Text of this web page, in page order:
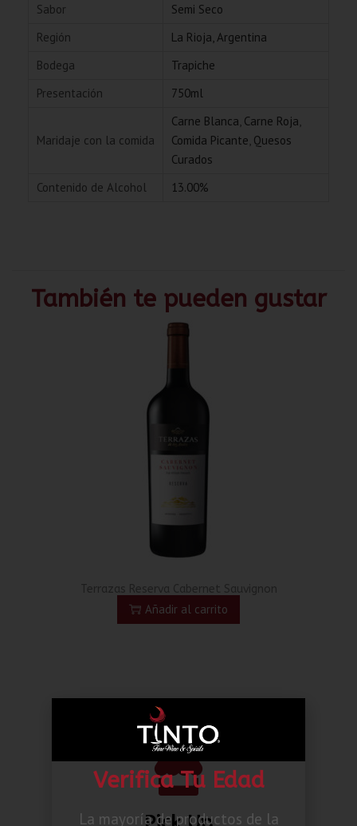
Sabor
Semi Seco
Región
La Rioja, Argentina
Bodega
Trapiche
Presentación
750ml
Maridaje con la comida
Carne Blanca, Carne Roja,
Comida Picante, Quesos
Curados
Contenido de Alcohol
13.00%
También te pueden gustar
Añadir al carrito
Verifica Tu Edad
La mayoría de productos de la